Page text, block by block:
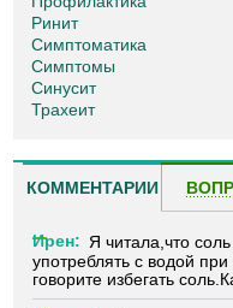
Ринит
Симптоматика
Симптомы
Синусит
Трахеит
КОММЕНТАРИИ
Ирен: Я читала,что
употреблять с водой
говорите избегать